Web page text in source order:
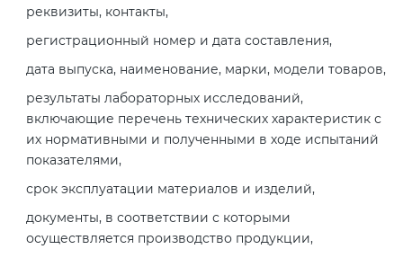
реквизиты, контакты,
регистрационный номер и дата составления,
дата выпуска, наименование, марки, модели товаров,
результаты лабораторных исследований,
включающие перечень технических характеристик с
их нормативными и полученными в ходе испытаний
показателями,
срок эксплуатации материалов и изделий,
документы, в соответствии с которыми
осуществляется производство продукции,
Действующие технические